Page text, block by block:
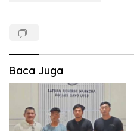
Baca Juga